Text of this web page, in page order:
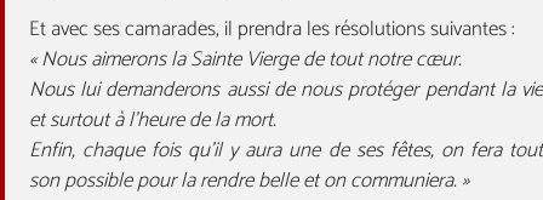
Et avec ses camarades, il prendra les résolutions suivantes :
« Nous aimerons la Sainte Vierge de tout notre cœur.
Nous lui demanderons aussi de nous protéger pendant la vie
et surtout à l’heure de la mort.
Enfin, chaque fois qu’il y aura une de ses fêtes, on fera tout
son possible pour la rendre belle et on communiera. »